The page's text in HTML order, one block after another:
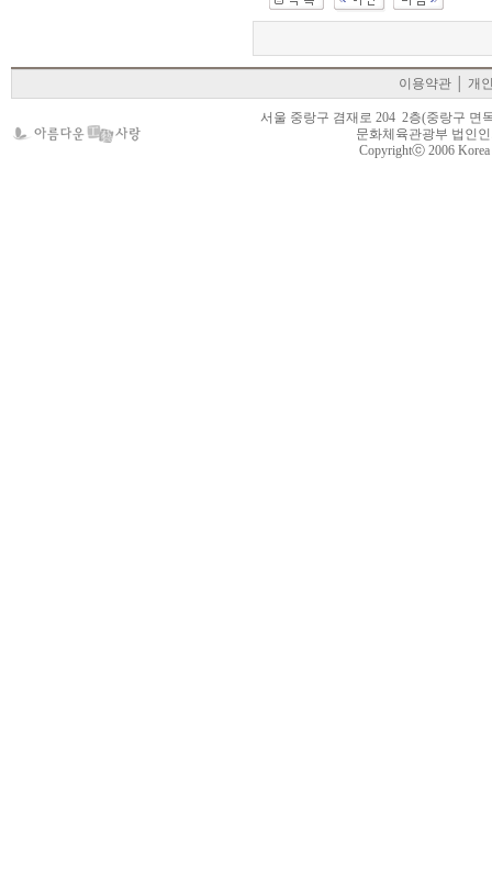
이용약관 │개
서울 중랑구 겸재로 204 2층(중랑구 면
문화체육관광부 법인
Copyrightⓒ 2006 Korea